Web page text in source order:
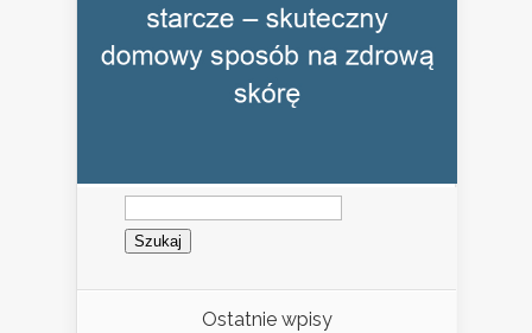
Szukaj:
Ostatnie wpisy